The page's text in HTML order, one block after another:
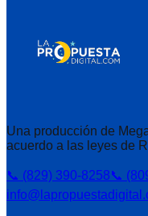
Una producción de
acuerdo a las leyes de
📞 (829) 390-8258📞